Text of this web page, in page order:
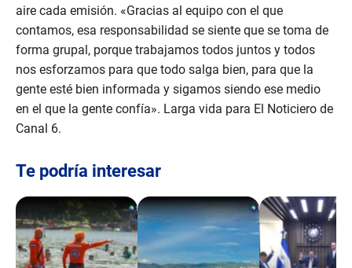
aire cada emisión. «Gracias al equipo con el que
contamos, esa responsabilidad se siente que se toma de
forma grupal, porque trabajamos todos juntos y todos
nos esforzamos para que todo salga bien, para que la
gente esté bien informada y sigamos siendo ese medio
en el que la gente confía». Larga vida para El Noticiero de
Canal 6.
Te podría interesar